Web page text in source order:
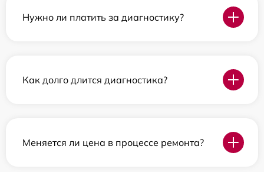
Нужно ли платить за диагностику?
Как долго длится диагностика?
Меняется ли цена в процессе ремонта?